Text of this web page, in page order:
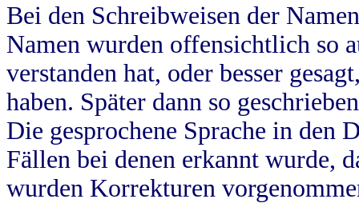
Bei den Schreibweisen der
Namen wurden offensichtlich so
verstanden hat, oder besser
haben. Später dann so
Die gesprochene Sprache in
Fällen bei denen erkannt wurde,
wurden Korrekturen